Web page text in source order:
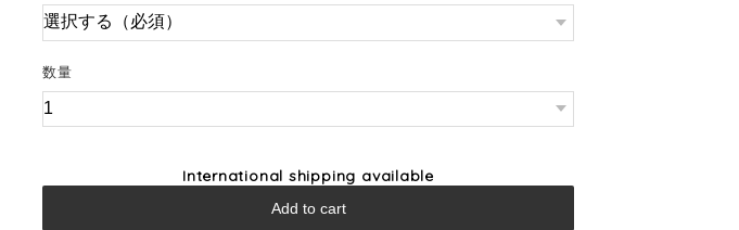
数量
International shipping available
Add to cart